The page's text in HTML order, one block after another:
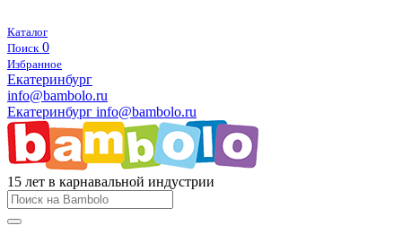
Каталог
Поиск 0
Избранное
Екатеринбург
info@bambolo.ru
Екатеринбург info@bambolo.ru
15 лет в карнавальной индустрии